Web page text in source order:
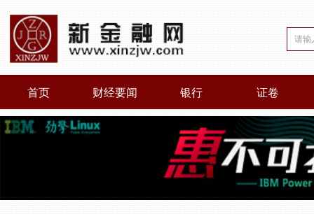
首页 财经要闻 银行 证卷